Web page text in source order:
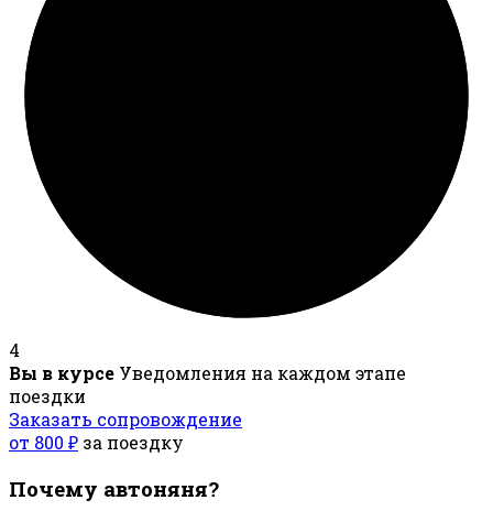
4
Вы в курсе Уведомления на каждом этапе
поездки
Заказать сопровождение
от 800 ₽ за поездку
Почему автоняня?